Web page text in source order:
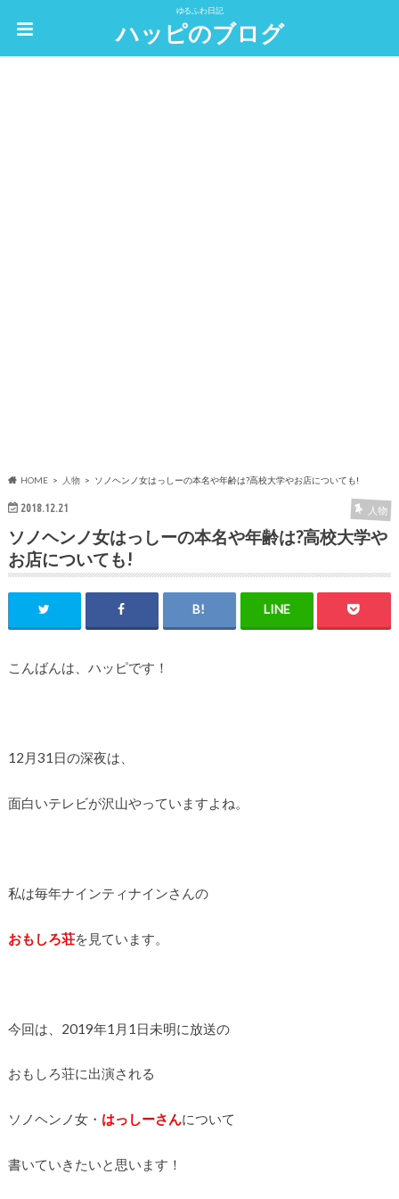
ゆるふわ日記
ハッピのブログ
HOME 人物 ソノヘンノ女はっしーの本名や年齢は?高校大学やお店についても!
2018.12.21 人物
ソノヘンノ女はっしーの本名や年齢は?高校大学や
お店についても!
こんばんは、ハッピです！
12月31日の深夜は、
面白いテレビが沢山やっていますよね。
私は毎年ナインティナインさんの
おもしろ荘を見ています。
今回は、2019年1月1日未明に放送の
おもしろ荘に出演される
ソノヘンノ女・ はっしーさんについて
書いていきたいと思います！